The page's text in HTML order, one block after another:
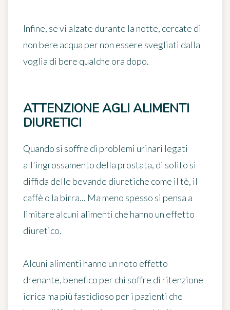
Infine, se vi alzate durante la notte, cercate di
non bere acqua per non essere svegliati dalla
voglia di bere qualche ora dopo.
ATTENZIONE AGLI ALIMENTI
DIURETICI
Quando si soffre di problemi urinari legati
all'ingrossamento della prostata, di solito si
diffida delle bevande diuretiche come il tè, il
caffè o la birra... Ma meno spesso si pensa a
limitare alcuni alimenti che hanno un effetto
diuretico.
Alcuni alimenti hanno un noto effetto
drenante, benefico per chi soffre di ritenzione
idrica ma più fastidioso per i pazienti che